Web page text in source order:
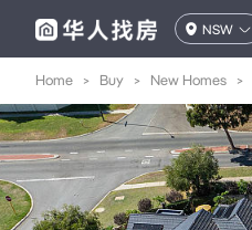
NSW
Home > Buy > New Homes >